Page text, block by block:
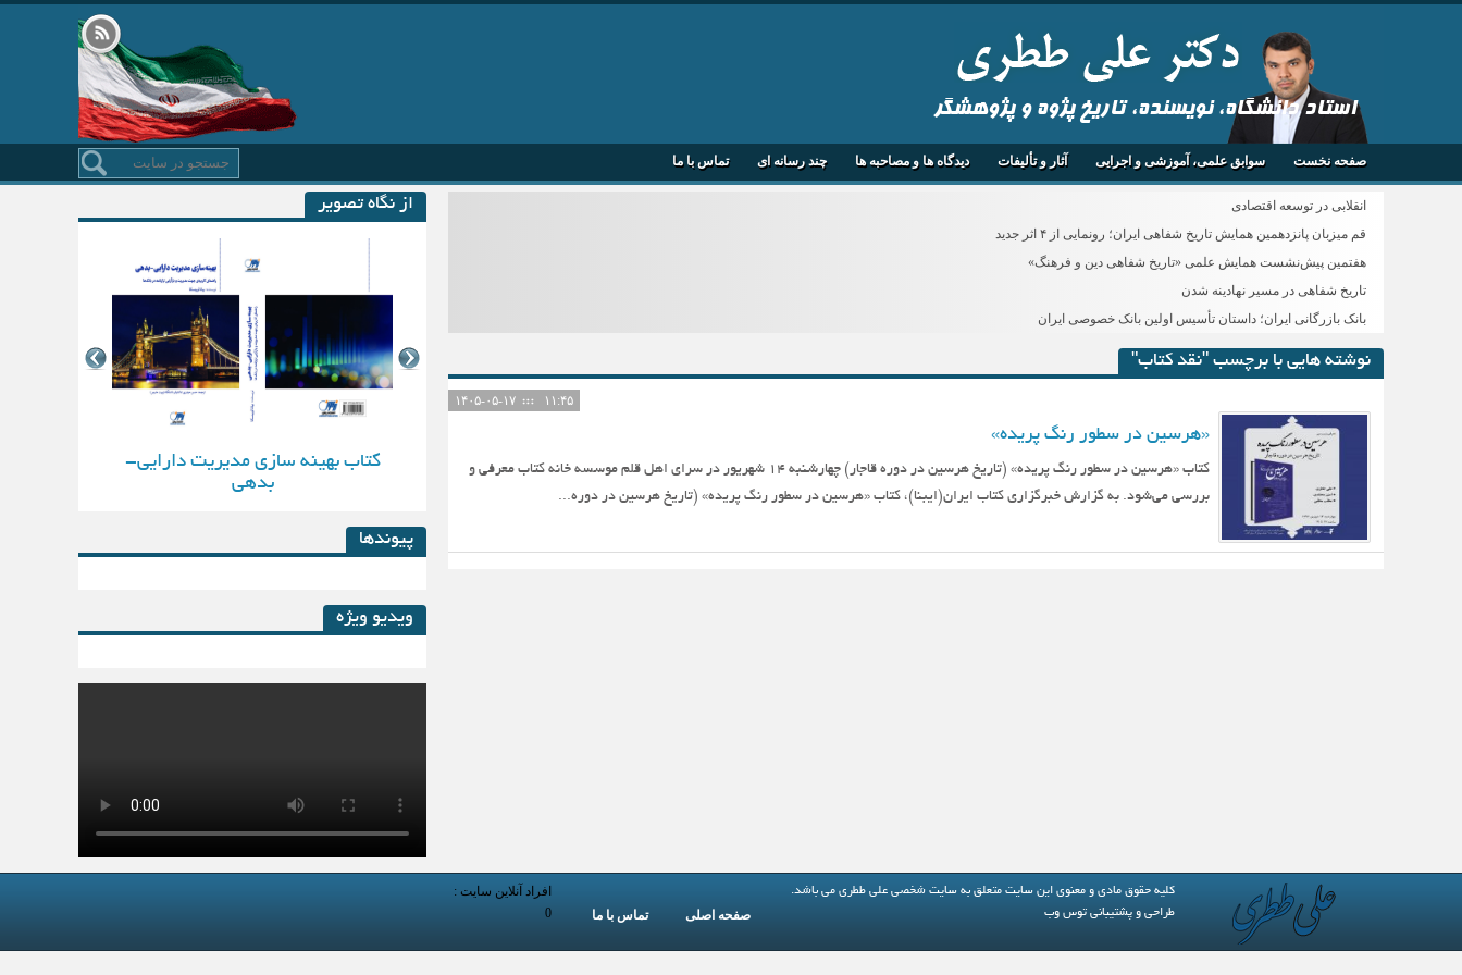
استاد دانشگاه، نویسنده، تاریخ پژوه و پژوهشگر
صفحه نخست سوابق علمی، آموزشی و اجرایی آثار و تألیفات دیدگاه ها و مصاحبه ها چند رسانه ای تماس با ما
انقلابی در توسعه اقتصادی
قم میزبان پانزدهمین همایش تاریخ شفاهی ایران؛ رونمایی از ۴ اثر جدید
هفتمین پیش‌نشست همایش علمی «تاریخ شفاهی دین و فرهنگ»
تاریخ شفاهی در مسیر نهادینه شدن
بانک بازرگانی ایران؛ داستان تأسیس اولین بانک خصوصی ایران
نوشته هایی با برچسب "نقد کتاب"
۱۱:۴۵
«هرسین در سطور رنگ پریده»
کتاب «هرسین در سطور رنگ پریده» (تاریخ هرسین در دوره قاجار) چهارشنبه 14 شهریور در سرای اهل قلم موسسه خانه کتاب معرفی و
بررسی می‌شود. به گزارش خبرگزاری کتاب ایران(ایبنا)، کتاب «هرسین در سطور رنگ پریده» (تاریخ هرسین در دوره...
از نگاه تصویر
کتاب بهینه سازی مدیریت دارایی-
بدهی
پیوندها
ویدیو ویژه
کلیه حقوق مادی و معنوی این سایت متعلق به سایت شخصی علی ططری می باشد.
طراحی و پشتیبانی توس وب صفحه اصلی تماس با ما
افراد آنلاین سایت :
0